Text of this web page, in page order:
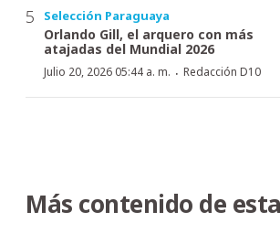
Selección Paraguaya
Orlando Gill, el arquero con más
atajadas del Mundial 2026
Julio 20, 2026 05:44 a. m. · Redacción D10
Más contenido de